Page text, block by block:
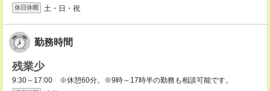
休日休暇 土・日・祝
勤務時間
残業少
9:30～17:00 ※休憩60分。※9時～17時半の勤務も相談可能です。